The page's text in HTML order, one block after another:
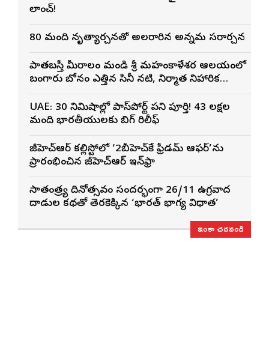
లాంచ్!
80 మంది నృత్యార్చనతో అలరారిన అన్నమ స్వరార్చన
పాతబస్తీ మీరాలం మండి శ్రీ మహంకాళేశ్వర ఆలయంలో
బంగారు బోనం ఎత్తిన సినీ నటి, నిర్మాత నిహారిక
UAE: 30 నిమిషాల్లో పాస్‌పోర్ట్ పని పూర్తి! 43 లక్షల
మంది భారతీయులకు బిగ్ రిలీఫ్
జీహెచ్ఆర్ కల్లిస్టోలో ‘2బీహెచ్‌కే ఫ్రీడమ్ ఆఫర్’ను
ప్రారంభించిన జీహెచ్ఆర్ ఇన్‌ఫ్రా
స్వాతంత్ర్య దినోత్సవం సందర్భంగా 26/11 ఉగ్రవాద
దాడుల కథతో తెరకెక్కిన ‘భారత్ భాగ్య విధాత’
ఇంకా చదవండి